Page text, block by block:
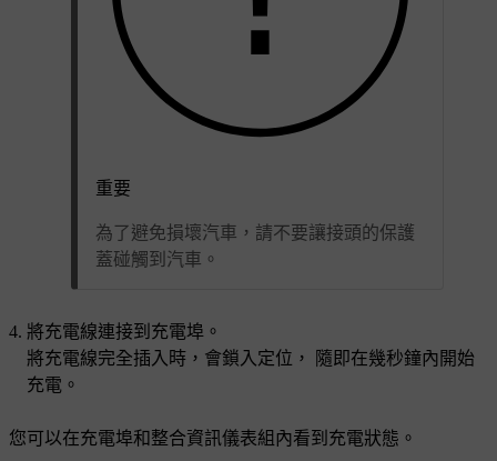
重要
為了避免損壞汽車，請不要讓接頭的保護
蓋碰觸到汽車。
將充電線連接到充電埠。
將充電線完全插入時，會鎖入定位， 隨即在幾秒鐘內開始
充電。
您可以在充電埠和整合資訊儀表組內看到充電狀態。